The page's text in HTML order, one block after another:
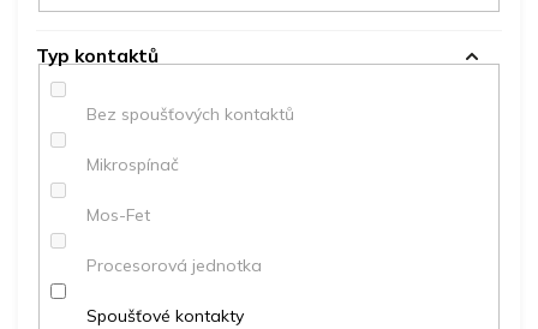
Typ kontaktů
Bez spoušťových kontaktů
Mikrospínač
Mos-Fet
Procesorová jednotka
Spoušťové kontakty